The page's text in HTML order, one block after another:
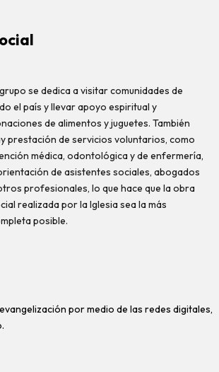
se dedica a visitar comunidades de
el país y llevar apoyo espiritual y
de alimentos y juguetes. También
prestación de servicios voluntarios, como
médica, odontológica y de enfermería,
de asistentes sociales, abogados
profesionales, lo que hace que la obra
realizada por la Iglesia sea la más
posible.
por medio de las redes digitales,